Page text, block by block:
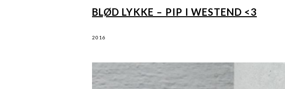
BLØD LYKKE – PIP I WESTEND <3
2016